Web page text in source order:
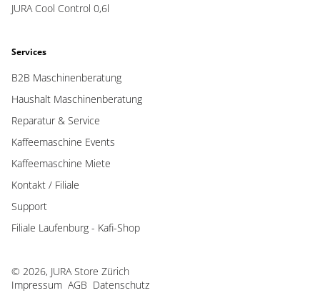
JURA Cool Control 0,6l
Services
B2B Maschinenberatung
Haushalt Maschinenberatung
Reparatur & Service
Kaffeemaschine Events
Kaffeemaschine Miete
Kontakt / Filiale
Support
Filiale Laufenburg - Kafi-Shop
© 2026, JURA Store Zürich
Impressum AGB Datenschutz